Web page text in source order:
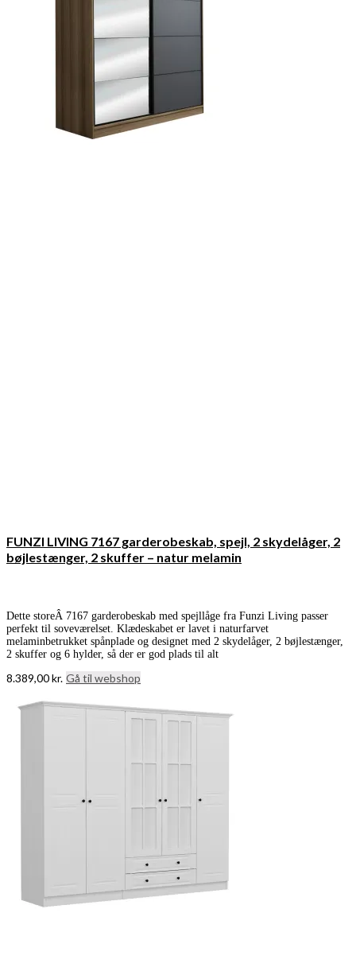
FUNZI LIVING 7167 garderobeskab, spejl, 2 skydelåger, 2
bøjlestænger, 2 skuffer – natur melamin
Dette storeÂ 7167 garderobeskab med spejllåge fra Funzi Living passer
perfekt til soveværelset. Klædeskabet er lavet i naturfarvet
melaminbetrukket spånplade og designet med 2 skydelåger, 2 bøjlestænger,
2 skuffer og 6 hylder, så der er god plads til alt
8.389,00kr. Gå til webshop